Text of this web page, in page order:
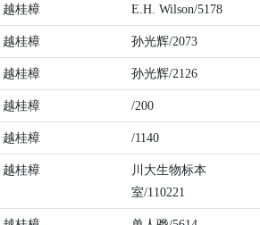
越桂樟 E.H. Wilson/5178
越桂樟 孙光辉/2073
越桂樟 孙光辉/2126
越桂樟 /200
越桂樟 /1140
越桂樟
川大生物标本
室/110221